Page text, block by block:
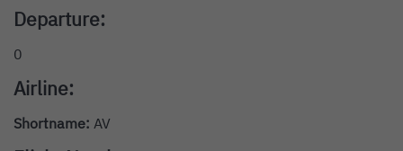
Departure:
0
Airline:
Shortname: AV